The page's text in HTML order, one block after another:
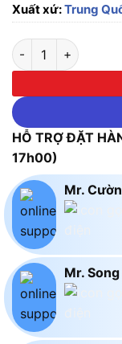
Xuất xứ:Trung
Bộ Phụ Kiện Dùng
HỖ TRỢ ĐẶT
17h00)
Mr.
Mr. Song